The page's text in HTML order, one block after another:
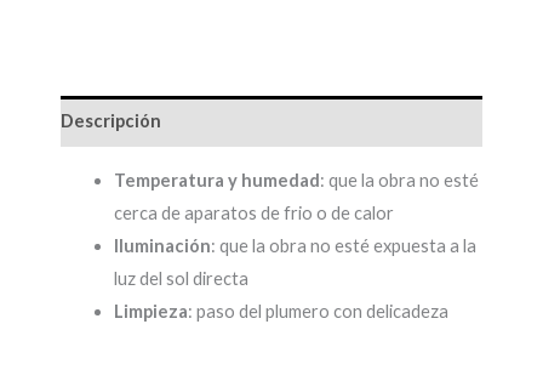
Descripción
Temperatura y humedad: que la obra no esté
cerca de aparatos de frio o de calor
Iluminación: que la obra no esté expuesta a la
luz del sol directa
Limpieza: paso del plumero con delicadeza